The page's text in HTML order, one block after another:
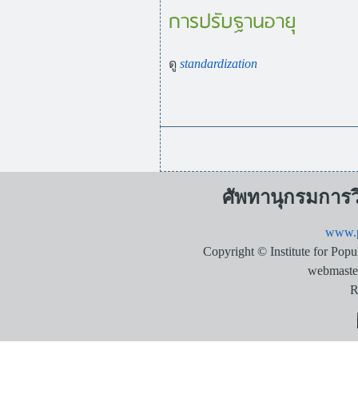
การปรับฐานอายุ
ดู standardization
ศัพทานุกรมการ
Copyright © Institute for